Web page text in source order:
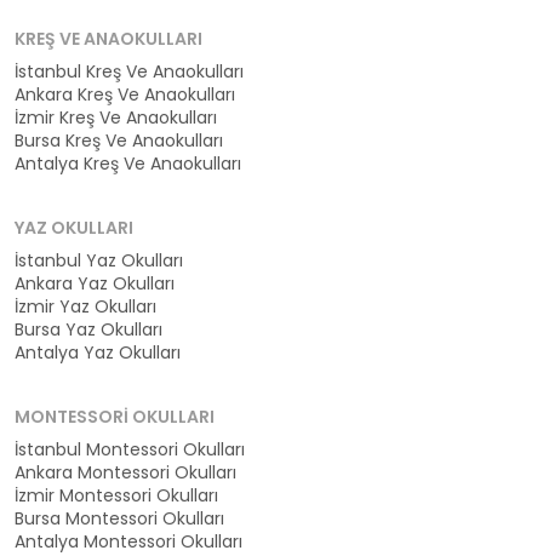
KREŞ VE ANAOKULLARI
İstanbul Kreş Ve Anaokulları
Ankara Kreş Ve Anaokulları
İzmir Kreş Ve Anaokulları
Bursa Kreş Ve Anaokulları
Antalya Kreş Ve Anaokulları
YAZ OKULLARI
İstanbul Yaz Okulları
Ankara Yaz Okulları
İzmir Yaz Okulları
Bursa Yaz Okulları
Antalya Yaz Okulları
MONTESSORI OKULLARI
İstanbul Montessori Okulları
Ankara Montessori Okulları
İzmir Montessori Okulları
Bursa Montessori Okulları
Antalya Montessori Okulları